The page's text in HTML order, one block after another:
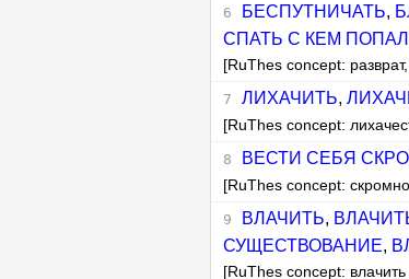
БЕСПУТНИЧАТЬ,
СПАТЬ С КЕМ
[RuThes concept: разврат,
ЛИХАЧИТЬ,
[RuThes concept:
ВЕСТИ СЕБЯ
[RuThes concept:
ВЛАЧИТЬ,
СУЩЕСТВОВАНИЕ,
[RuThes concept: